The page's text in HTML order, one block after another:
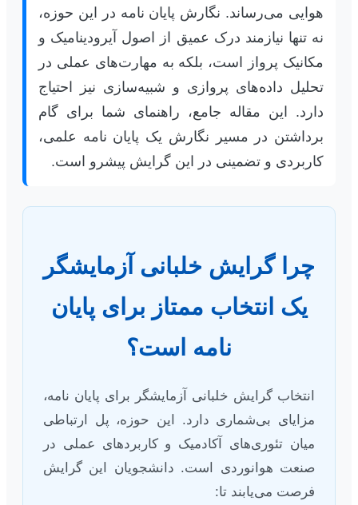
هوایی می‌رساند. نگارش پایان نامه در این حوزه،
نه تنها نیازمند درک عمیق از اصول آیرودینامیک و
مکانیک پرواز است، بلکه به مهارت‌های عملی در
تحلیل داده‌های پروازی و شبیه‌سازی نیز احتیاج
دارد. این مقاله جامع، راهنمای شما برای گام
برداشتن در مسیر نگارش یک پایان نامه علمی،
کاربردی و تضمینی در این گرایش پیشرو است.
چرا گرایش خلبانی آزمایشگر
یک انتخاب ممتاز برای پایان
نامه است؟
انتخاب گرایش خلبانی آزمایشگر برای پایان نامه،
مزایای بی‌شماری دارد. این حوزه، پل ارتباطی
میان تئوری‌های آکادمیک و کاربردهای عملی در
صنعت هوانوردی است. دانشجویان این گرایش
فرصت می‌یابند تا: